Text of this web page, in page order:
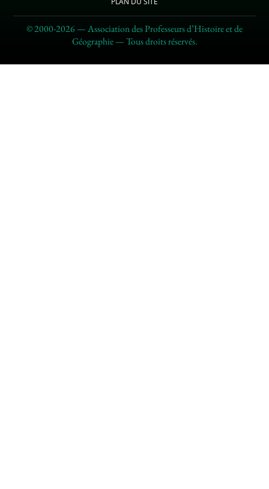
© 2000-2026 — Association des Professeurs d’Histoire et de
Géographie — Tous droits réservés.